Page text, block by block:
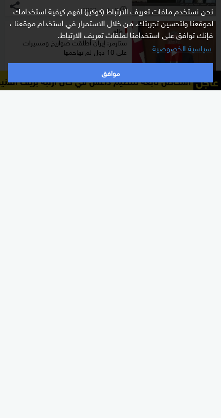
نحن نستخدم ملفات تعريف الارتباط (كوكيز) لفهم كيفية استخدامك
لموقعنا ولتحسين تجربتك. من خلال الاستمرار في استخدام موقعنا ،
فإنك توافق على استخدامنا لملفات تعريف الارتباط.
سياسية الخصوصية
موافق
l 9 مارس 2026
عالم
ستارمر: إيران أطلقت صواريخ ومسيرات
على 10 دول لم تهاجمها
6 مارس 2026 عاجل الداخلية السورية: